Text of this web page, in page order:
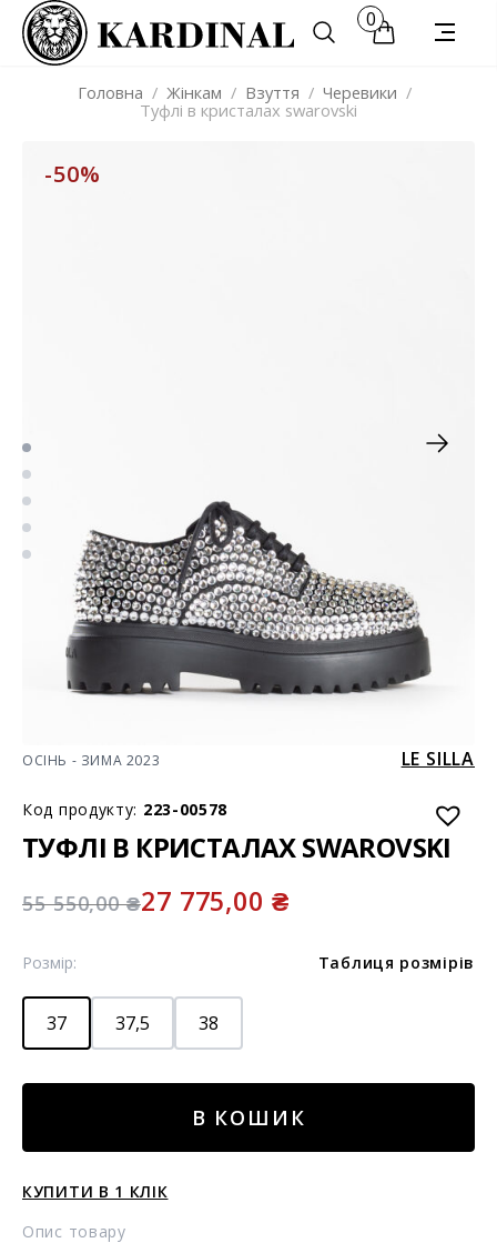
0
Головна / Жінкам / Взуття / Черевики /
Туфлі в кристалах swarovski
-50%
ОСІНЬ - ЗИМА 2023 LE SILLA
Код продукту: 223-00578
ТУФЛІ В КРИСТАЛАХ SWAROVSKI
55 550,00₴27 775,00 ₴
Розмір: Таблиця розмірів
37 37,5 38
кристалах
кількість
В КОШИК
КУПИТИ В 1 КЛІК
Опис товару